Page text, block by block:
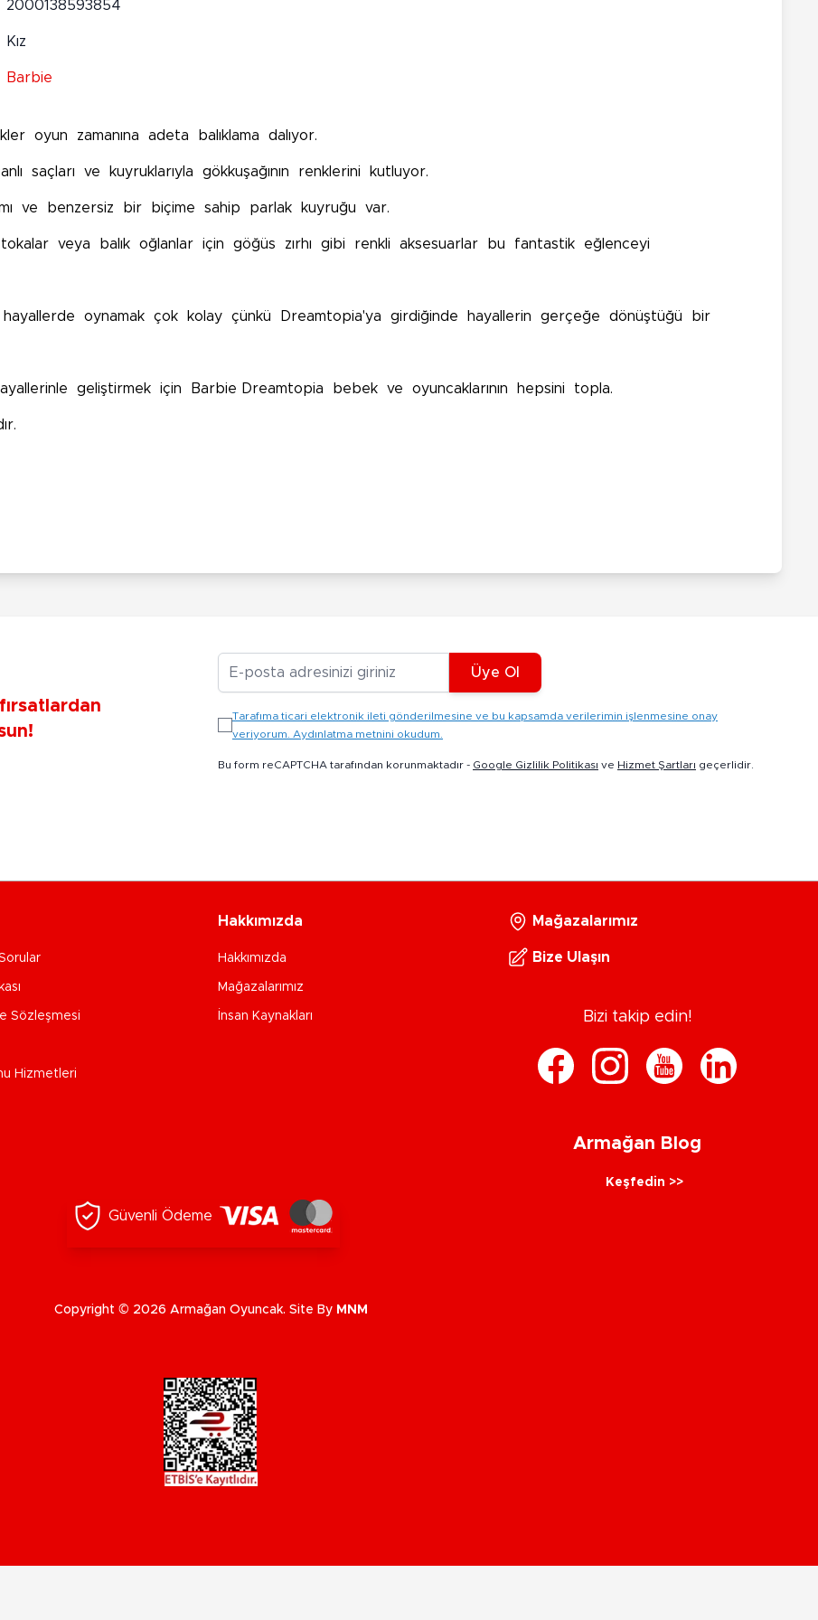
2000138593854
Kız
Barbie
oyun zamanına adeta balıklama dalıyor.
saçları ve kuyruklarıyla gökkuşağının renklerini kutluyor.
ve benzersiz bir biçime sahip parlak kuyruğu var.
veya balık oğlanlar için göğüs zırhı gibi renkli aksesuarlar bu fantastik eğlenceyi
hayallerde oynamak çok kolay çünkü Dreamtopia'ya girdiğinde hayallerin gerçeğe dönüştüğü bir
geliştirmek için Barbie Dreamtopia bebek ve oyuncaklarının hepsini topla.
Üye Ol
Tarafıma ticari elektronik ileti gönderilmesine ve bu kapsamda verilerimin işlenmesine onay
veriyorum. Aydınlatma metnini okudum.
Bu form reCAPTCHA tarafından korunmaktadır - Google Gizlilik Politikası ve Hizmet Şartları geçerlidir.
Sözleşmesi
Hizmetleri
Hakkımızda
Hakkımızda
Mağazalarımız
İnsan Kaynakları
Mağazalarımız
Bize Ulaşın
Bizi takip edin!
Armağan Blog
Keşfedin >>
Güvenli Ödeme
Copyright © 2026 Armağan Oyuncak. Site By MNM